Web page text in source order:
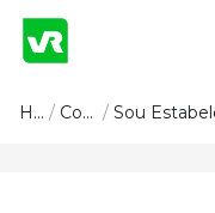
Conteúdo
Home / Conteúdo /